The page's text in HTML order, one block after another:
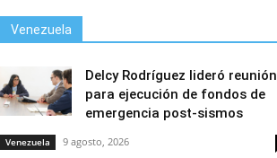
Venezuela
Delcy Rodríguez lideró reunión
para ejecución de fondos de
emergencia post-sismos
Venezuela 9 agosto, 2026